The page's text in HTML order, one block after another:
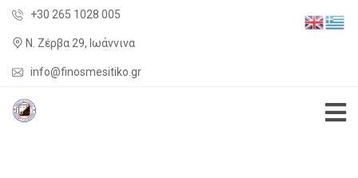
+30 265 1028 005
Ν. Ζέρβα 29, Ιωάννινα
info@finosmesitiko.gr